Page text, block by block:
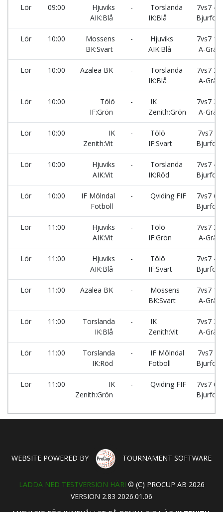
Lör 09:00
Hjuviks
AIK:Blå
-
Torslanda
IK:Blå
7vs7 4 -
Bjurfors
Lör 10:00
Mossens
BK:Svart
-
Hjuviks
AIK:Blå
7vs7 1 -
A-Gräs
Lör 10:00 Azalea BK -
Torslanda
IK:Blå
7vs7 2 -
A-Gräs
Lör 10:00
Tölö
IF:Grön
-
IK
Zenith:Grön
7vs7 3 -
A-Gräs
Lör 10:00
IK
Zenith:Vit
-
Tölö
IF:Svart
7vs7 5-
Bjurfors
Lör 10:00
Hjuviks
AIK:Vit
-
Torslanda
IK:Röd
7vs7 4 -
Bjurfors
Lör 10:00
IF Mölndal
Fotboll
- Qviding FIF
7vs7 6 -
Bjurfors
Lör 11:00
Hjuviks
AIK:Vit
-
Tölö
IF:Grön
7vs7 2 -
A-Gräs
Lör 11:00
Hjuviks
AIK:Blå
-
Tölö
IF:Svart
7vs7 4 -
Bjurfors
Lör 11:00 Azalea BK -
Mossens
BK:Svart
7vs7 1 -
A-Gräs
Lör 11:00
Torslanda
IK:Blå
-
IK
Zenith:Vit
7vs7 3 -
A-Gräs
Lör 11:00
Torslanda
IK:Röd
-
IF Mölndal
Fotboll
7vs7 5-
Bjurfors
Lör 11:00
IK
Zenith:Grön
- Qviding FIF
7vs7 6 -
Bjurfors
WEBSITE POWERED BY TOURNAMENT SOFTWARE
LADDA NED TESTVERSION HÄR! © (C) PROCUP AB 2026
VERSION 2.83 2026.01.06